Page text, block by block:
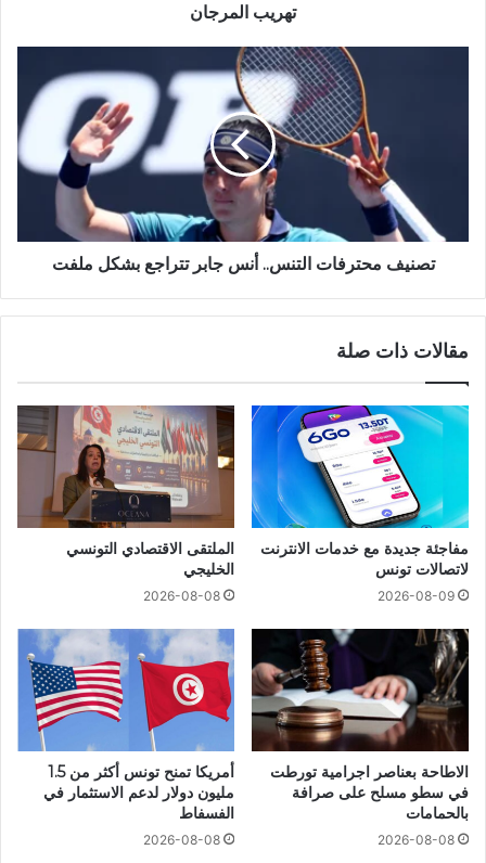
تهريب المرجان
تصنيف محترفات التنس.. أنس جابر تتراجع بشكل ملفت
مقالات ذات صلة
مفاجئة جديدة مع خدمات الانترنت
لاتصالات تونس
2026-08-09
الملتقى الاقتصادي التونسي
الخليجي
2026-08-08
الاطاحة بعناصر اجرامية تورطت
في سطو مسلح على صرافة
بالحمامات
2026-08-08
أمريكا تمنح تونس أكثر من 1.5
مليون دولار لدعم الاستثمار في
الفسفاط
2026-08-08